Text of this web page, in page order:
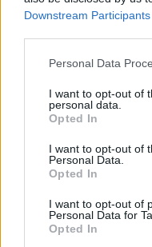
Downstream Participants
Personal Data
I want to opt-out of
personal data.
Opted In
I want to opt-out of
Personal Data.
Opted In
I want to opt-out of
Personal Data for
Opted In
Lexmark Cartridge
Lexmark C780dn,